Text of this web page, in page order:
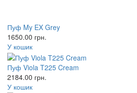
Пуф My EX Grey
1650.00 грн.
У кошик
Пуф Viola T225 Cream
2184.00 грн.
У кошик